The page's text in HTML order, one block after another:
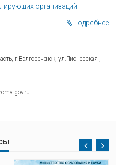
организаций
Подробнее
г.Волгореченск, ул.Пионерская ,